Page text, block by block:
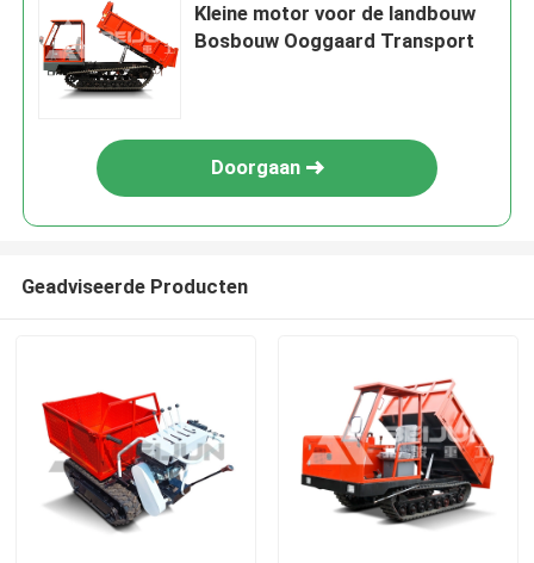
Kleine motor voor de landbouw
Bosbouw Ooggaard Transport
Doorgaan
Geadviseerde Producten